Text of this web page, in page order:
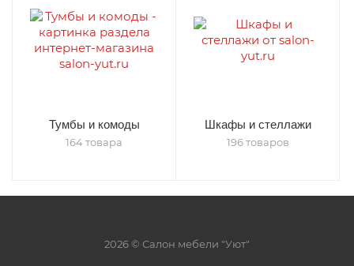
Тумбы и комоды
164 товара
Шкафы и стеллажи
196 товаров
2026 © Салон мебели "Уют"